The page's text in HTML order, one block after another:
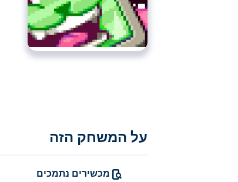
כאן תוכלו לשחק ב Oodlegobs. Oodlegobs הוא אחד מהמשחקי פלאש הנבחרים שלנו
על המשחק הזה
מכשירים נתמכים